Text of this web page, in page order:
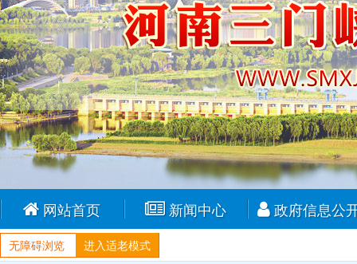
网站首页 新闻中心 政府信息公
无障碍浏览 进入适老模式